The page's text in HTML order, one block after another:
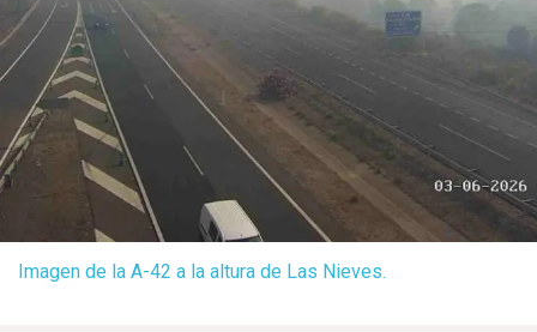
Imagen de la A-42 a la altura de Las Nieves.